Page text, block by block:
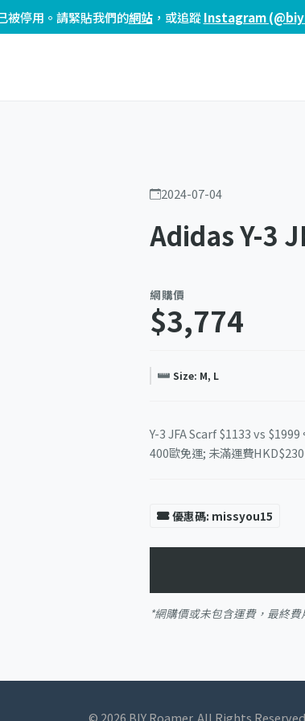
停用。請緊貼我們的網站，或追蹤Instagram
2024-07-04
Adidas Y-3
網購價
$3,774
Size: M, L
Y-3 JFA Scarf $1133 vs $1999
400歐免運; 未滿運費
優惠碼: missyou15
*網購價或未包含運費，最終
© 2026 BIY Roamer. All Rights Reserved.